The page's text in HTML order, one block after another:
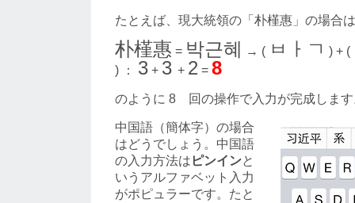
たとえば、現大統領の「朴槿惠」の場合
朴槿惠 = 박근혜 → ( ㅂㅏㄱ ) + (
) ： 3 + 3 + 2 = 8
のように 8 回の操作で入力が完成しま
中国語（簡体字）の場合
はどうでしょう。中国語
の入力方法は ピンインと
いうアルファベット入力
がポピュラーです。たと